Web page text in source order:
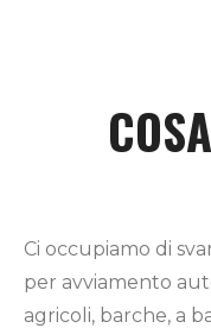
Ci occupiamo di
per avviamento
agricoli, barche, a